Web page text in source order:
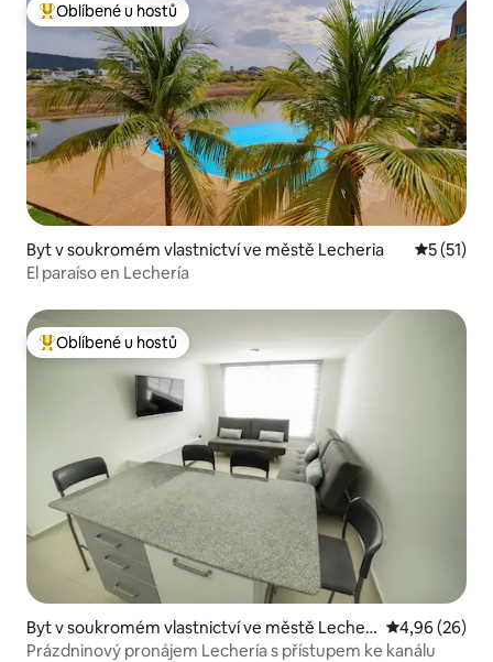
Nejlepší v kategorii Oblíbené u hostů
Oblíbené u hostů
Byt v soukromém vlastnictví ve městě Lecheria
5 (51)
El paraíso en Lechería
Nejlepší v kategorii Oblíbené u hostů
Oblíbené u hostů
Byt v soukromém vlastnictví ve městě Lecheri
a
Průměrné
4,96 (26)
Prázdninový pronájem Lechería s přístupem ke kanálu